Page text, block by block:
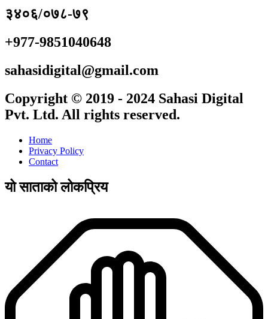
३४०६/०७८-७९
+977-9851040648
sahasidigital@gmail.com
Copyright © 2019 - 2024 Sahasi Digital
Pvt. Ltd. All rights reserved.
Home
Privacy Policy
Contact
यो साताको लोकप्रिय